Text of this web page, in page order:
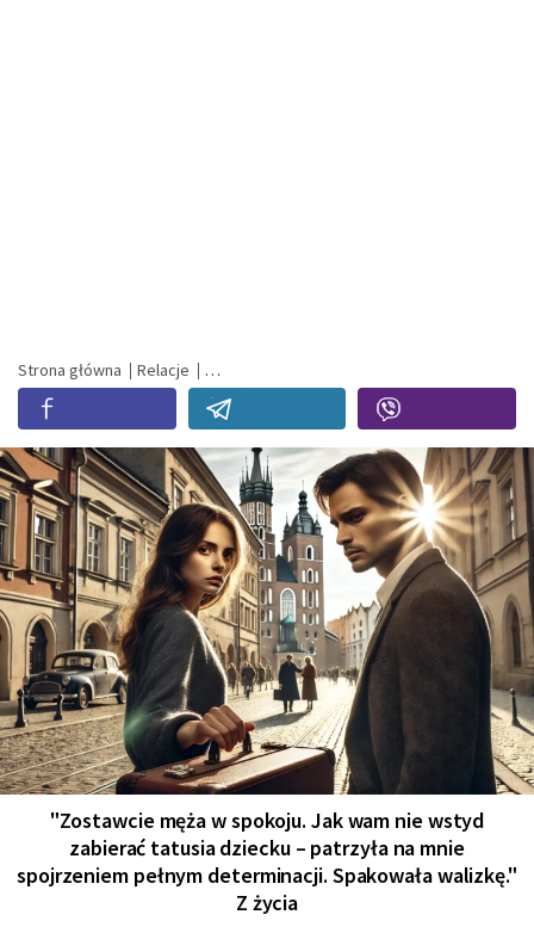
Strona główna Relacje
"Zostawcie męża w spokoju. Jak wam nie wstyd
zabierać tatusia dziecku – patrzyła na mnie
spojrzeniem pełnym determinacji. Spakowała walizkę."
Z życia